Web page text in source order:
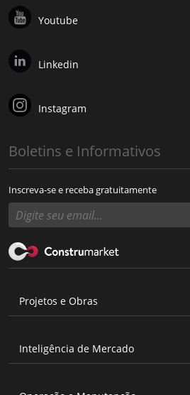
Youtube
Linkedin
Instagram
Boletins e Informativos
Inscreva-se e receba gratuitamente
Projetos e Obras
Inteligência de Mercado